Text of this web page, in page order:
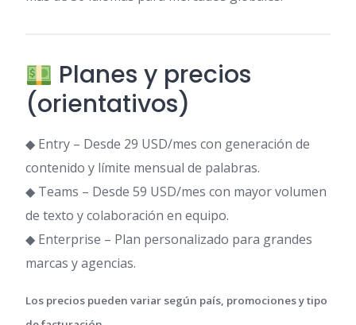
Planes y precios
(orientativos)
◆ Entry – Desde 29 USD/mes con generación de
contenido y límite mensual de palabras.
◆ Teams – Desde 59 USD/mes con mayor volumen
de texto y colaboración en equipo.
◆ Enterprise – Plan personalizado para grandes
marcas y agencias.
Los precios pueden variar según país, promociones y tipo